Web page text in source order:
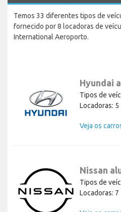
Temos 33 diferentes tipos de
fornecido por 8 locadoras de
International Aeroporto.
Hyundai
Tipos de
Locadoras: 5
Veja os
Nissan
Tipos de
Locadoras: 7